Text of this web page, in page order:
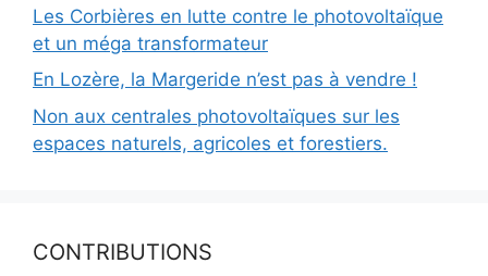
Les Corbières en lutte contre le photovoltaïque
et un méga transformateur
En Lozère, la Margeride n’est pas à vendre !
Non aux centrales photovoltaïques sur les
espaces naturels, agricoles et forestiers.
CONTRIBUTIONS